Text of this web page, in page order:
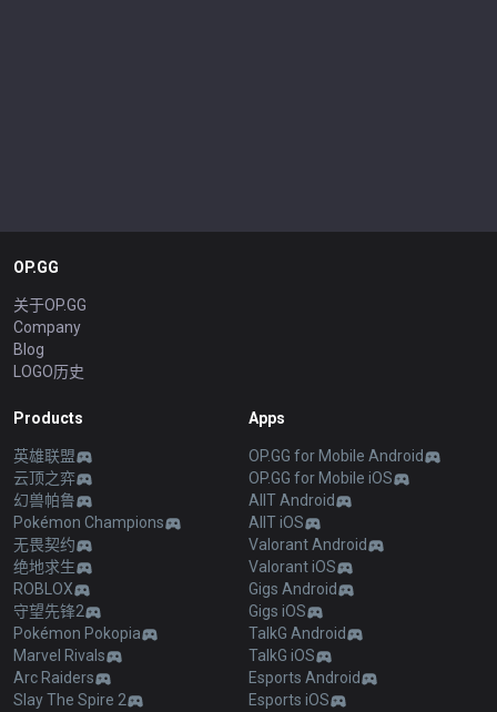
OP.GG
关于OP.GG
Company
Blog
LOGO历史
Products
英雄联盟
云顶之弈
幻兽帕鲁
Pokémon Champions
无畏契约
绝地求生
ROBLOX
守望先锋2
Pokémon Pokopia
Marvel Rivals
Arc Raiders
Slay The Spire 2
Apps
OP.GG for Mobile Android
OP.GG for Mobile iOS
AllT Android
AllT iOS
Valorant Android
Valorant iOS
Gigs Android
Gigs iOS
TalkG Android
TalkG iOS
Esports Android
Esports iOS